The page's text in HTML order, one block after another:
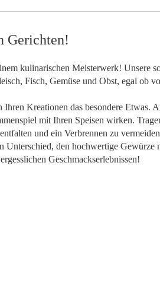
Gerichten!
kulinarischen Meisterwerk! Unsere
Fisch, Gemüse und Obst, egal ob
Kreationen das besondere Etwas.
mit Ihren Speisen wirken.
und ein Verbrennen zu
Unterschied, den hochwertige Gewürze
Geschmackserlebnissen!